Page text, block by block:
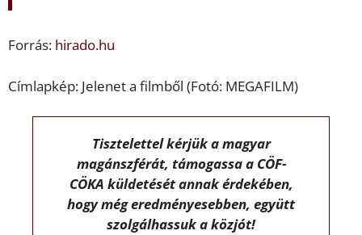
Forrás: hirado.hu
Címlapkép: Jelenet a filmből (Fotó: MEGAFILM)
Tisztelettel kérjük a magyar
magánszférát, támogassa a CÖF-
CÖKA küldetését annak érdekében,
hogy még eredményesebben, együtt
szolgálhassuk a közjót!